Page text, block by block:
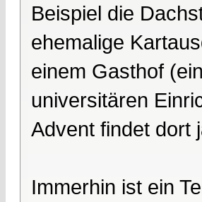
Beispiel die
ehemalige
einem Gasthof
universitären
Advent findet dort
Immerhin ist ein